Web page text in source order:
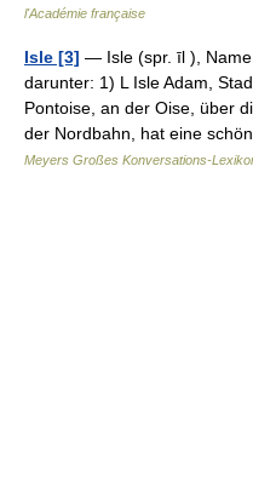
l'Académie française
Isle [3] — Isle (spr. īl ), Name
darunter: 1) L Isle Adam,
Pontoise, an der Oise, über
der Nordbahn, hat eine
Meyers Großes Konversations-